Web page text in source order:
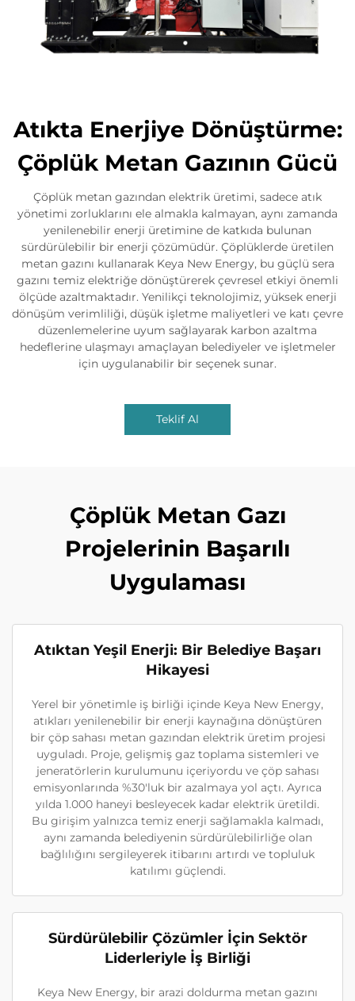
Atıkta Enerjiye Dönüştürme:
Çöplük Metan Gazının Gücü
Çöplük metan gazından elektrik üretimi, sadece atık
yönetimi zorluklarını ele almakla kalmayan, aynı zamanda
yenilenebilir enerji üretimine de katkıda bulunan
sürdürülebilir bir enerji çözümüdür. Çöplüklerde üretilen
metan gazını kullanarak Keya New Energy, bu güçlü sera
gazını temiz elektriğe dönüştürerek çevresel etkiyi önemli
ölçüde azaltmaktadır. Yenilikçi teknolojimiz, yüksek enerji
dönüşüm verimliliği, düşük işletme maliyetleri ve katı çevre
düzenlemelerine uyum sağlayarak karbon azaltma
hedeflerine ulaşmayı amaçlayan belediyeler ve işletmeler
için uygulanabilir bir seçenek sunar.
Teklif Al
Çöplük Metan Gazı
Projelerinin Başarılı
Uygulaması
Atıktan Yeşil Enerji: Bir Belediye Başarı
Hikayesi
Yerel bir yönetimle iş birliği içinde Keya New Energy,
atıkları yenilenebilir bir enerji kaynağına dönüştüren
bir çöp sahası metan gazından elektrik üretim projesi
uyguladı. Proje, gelişmiş gaz toplama sistemleri ve
jeneratörlerin kurulumunu içeriyordu ve çöp sahası
emisyonlarında %30'luk bir azalmaya yol açtı. Ayrıca
yılda 1.000 haneyi besleyecek kadar elektrik üretildi.
Bu girişim yalnızca temiz enerji sağlamakla kalmadı,
aynı zamanda belediyenin sürdürülebilirliğe olan
bağlılığını sergileyerek itibarını artırdı ve topluluk
katılımı güçlendi.
Sürdürülebilir Çözümler İçin Sektör
Liderleriyle İş Birliği
Keya New Energy, bir arazi doldurma metan gazını